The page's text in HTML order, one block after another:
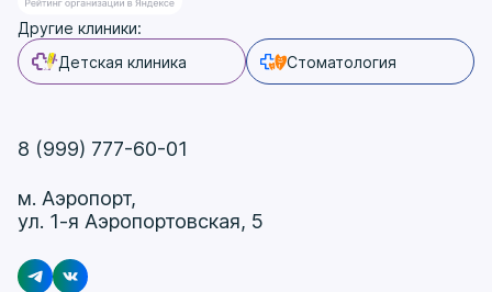
Другие клиники:
Детская клиника
Стоматология
8 (999) 777-60-01
м. Аэропорт,
ул. 1-я Аэропортовская, 5